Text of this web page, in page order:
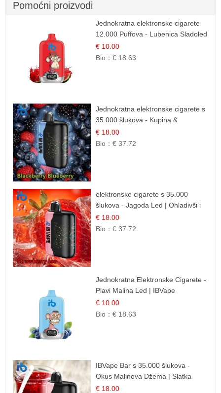
Pomoćni proizvodi
Jednokratna elektronske cigarete
12.000 Puffova - Lubenica Sladoled
| Ljetna Desertna Aroma
€ 10.00
Bio：€ 18.63
Jednokratna elektronske cigarete s
35.000 šlukova - Kupina &
Borovnica | Intenzivna Mješavina
Šumskog Voća
€ 18.00
Bio：€ 37.72
elektronske cigarete s 35.000
šlukova - Jagoda Led | Ohladivši i
Osježavajući Okus
€ 18.00
Bio：€ 37.72
Jednokratna Elektronske Cigarete -
Plavi Malina Led | IBVape
€ 10.00
Bio：€ 18.63
IBVape Bar s 35.000 šlukova -
Okus Malinova Džema | Slatka
Voćna Aroma
€ 18.00